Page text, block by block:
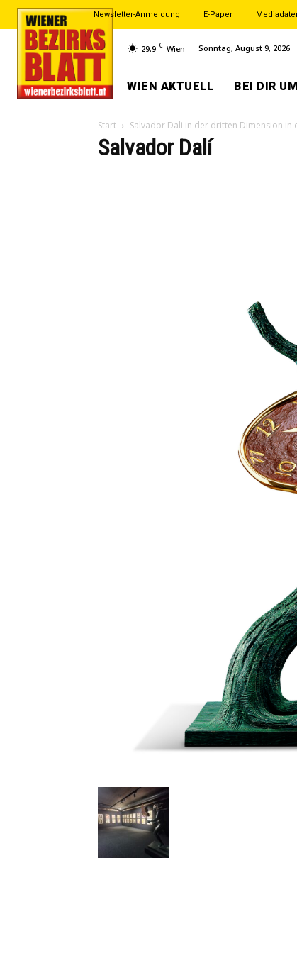
Newsletter-Anmeldung E-Paper
29.9 C Wien Sonntag, August 9, 2026
WIEN AKTUELL BEI DIR
Start Salvador Dali in der dritten Dimension in
Salvador Dalí